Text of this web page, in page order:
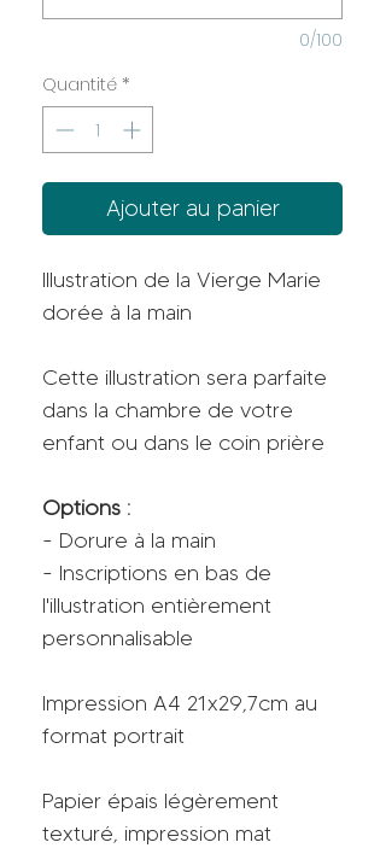
0/100
Quantité *
Ajouter au panier
Illustration de la Vierge Marie
dorée à la main
Cette illustration sera parfaite
dans la chambre de votre
enfant ou dans le coin prière
Options :
- Dorure à la main
- Inscriptions en bas de
l'illustration entièrement
personnalisable
Impression A4 21x29,7cm au
format portrait
Papier épais légèrement
texturé, impression mat